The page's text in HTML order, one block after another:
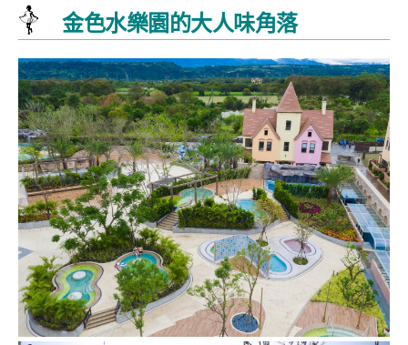
金色水樂園的大人味角落